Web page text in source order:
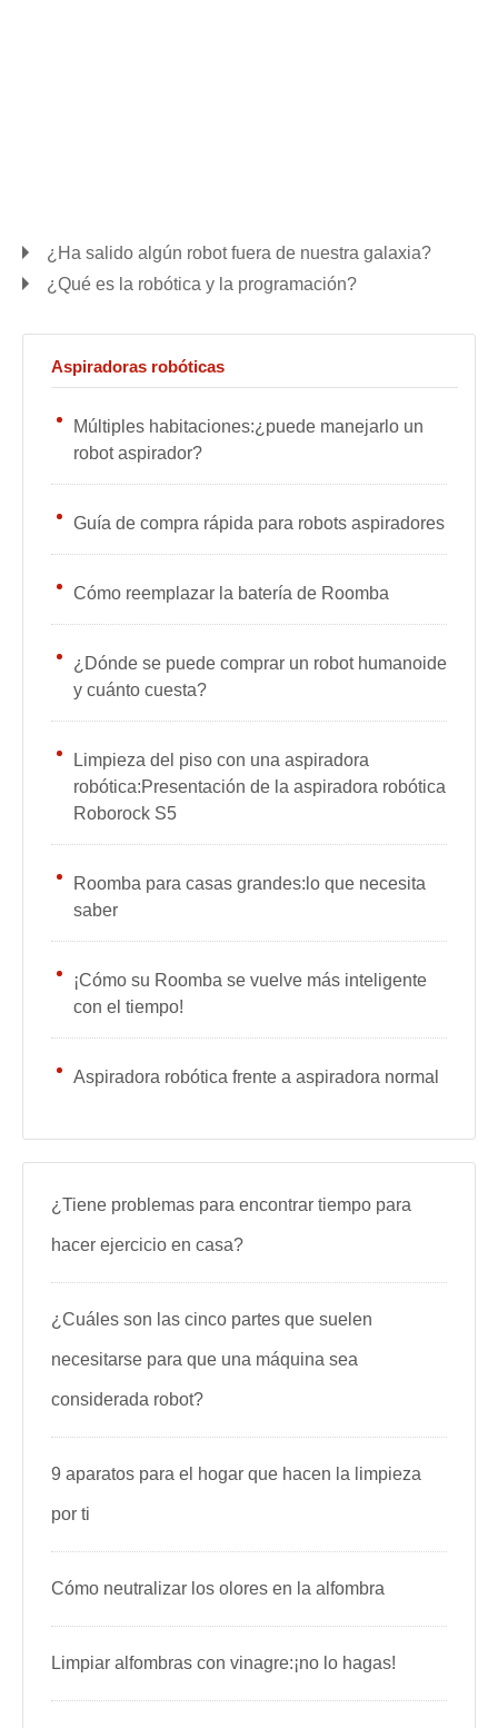
¿Ha salido algún robot fuera de nuestra galaxia?
¿Qué es la robótica y la programación?
Aspiradoras robóticas
Múltiples habitaciones:¿puede manejarlo un
robot aspirador?
Guía de compra rápida para robots aspiradores
Cómo reemplazar la batería de Roomba
¿Dónde se puede comprar un robot humanoide
y cuánto cuesta?
Limpieza del piso con una aspiradora
robótica:Presentación de la aspiradora robótica
Roborock S5
Roomba para casas grandes:lo que necesita
saber
¡Cómo su Roomba se vuelve más inteligente
con el tiempo!
Aspiradora robótica frente a aspiradora normal
¿Tiene problemas para encontrar tiempo para
hacer ejercicio en casa?
¿Cuáles son las cinco partes que suelen
necesitarse para que una máquina sea
considerada robot?
9 aparatos para el hogar que hacen la limpieza
por ti
Cómo neutralizar los olores en la alfombra
Limpiar alfombras con vinagre:¡no lo hagas!